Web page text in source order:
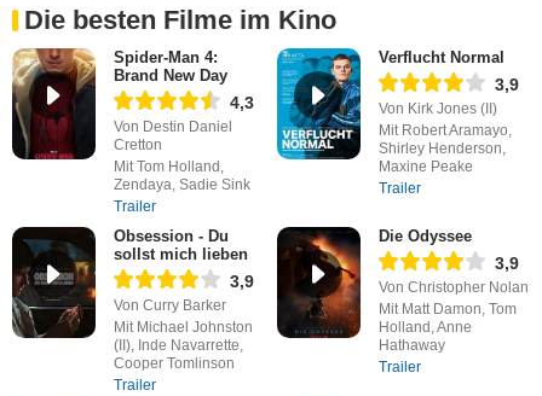
Die besten Filme im Kino
Spider-Man 4:
Brand New Day
4,3
Von Destin Daniel
Cretton
Mit Tom Holland,
Zendaya, Sadie Sink
Trailer
Verflucht Normal
3,9
Von Kirk Jones (II)
Mit Robert Aramayo,
Shirley Henderson,
Maxine Peake
Trailer
Obsession - Du
sollst mich lieben
3,9
Von Curry Barker
Mit Michael Johnston
(II), Inde Navarrette,
Cooper Tomlinson
Trailer
Die Odyssee
3,9
Von Christopher Nolan
Mit Matt Damon, Tom
Holland, Anne
Hathaway
Trailer